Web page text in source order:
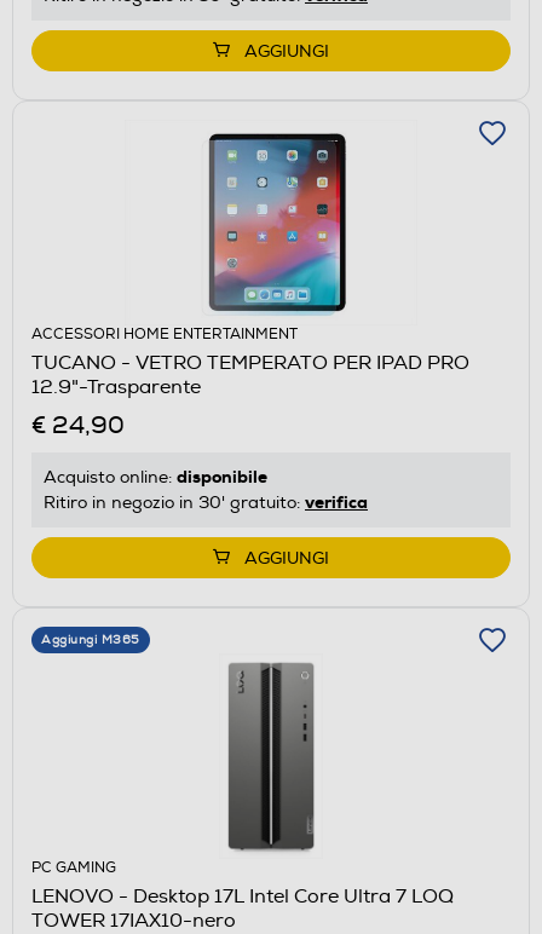
AGGIUNGI
ACCESSORI HOME ENTERTAINMENT
TUCANO - VETRO TEMPERATO PER IPAD PRO
12.9"-Trasparente
€ 24,90
Acquisto online: disponibile
Ritiro in negozio in 30' gratuito: verifica
AGGIUNGI
Aggiungi M365
PC GAMING
LENOVO - Desktop 17L Intel Core Ultra 7 LOQ
TOWER 17IAX10-nero